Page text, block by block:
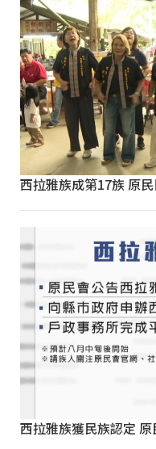
西拉雅族成第17族 原
西拉雅族獲民族認定